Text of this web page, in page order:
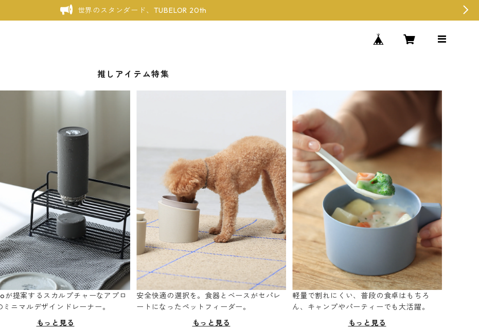
世界のスタンダード、TUBELOR 20th
推しアイテム特集
が提案するスカルプチャーなアプロ
ミニマルデザインドレーナー。
もっと見る
安全快適の選択を。食器とベースがセパレ
ートになったペットフィーダー。
もっと見る
軽量で割れにくい、普段の食卓はもちろ
ん、キャンプやパーティーでも大活躍。
もっと見る